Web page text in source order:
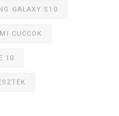
GALAXY S10
CUCCOK
10